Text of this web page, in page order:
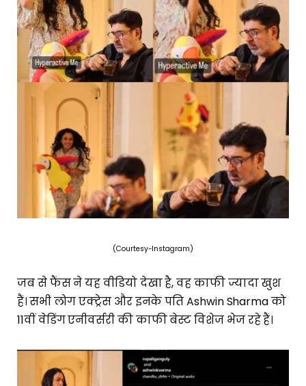
(Courtesy-Instagram)
जब से फैंस ने यह वीडियो देखा है, वह काफी ज्यादा खुश
हैं। सभी लोग एक्ट्रेस और इनके पति Ashwin Sharma को
11वीं वेडिंग एनीवर्सरी की काफी बेस्ट विशेज भेज रहे हैं।